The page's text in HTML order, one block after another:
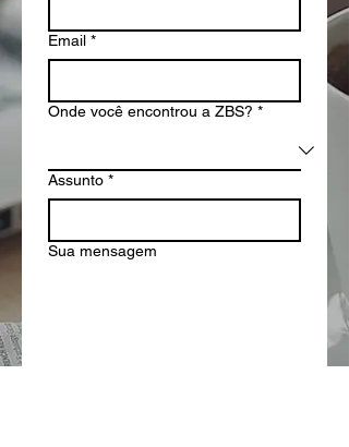
Email *
Onde você encontrou a ZBS? *
Assunto *
Sua mensagem